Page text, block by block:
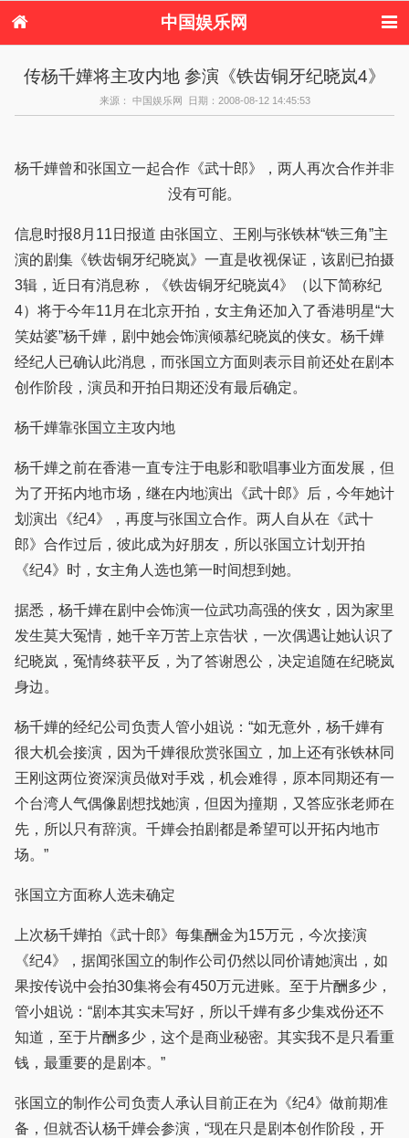
中国娱乐网
港台娱乐
日本娱乐 韩国娱乐
欧美娱乐
音乐新闻 影视新闻
内地明星八卦
传杨千嬅将主攻内地 参演《铁齿铜牙纪晓岚4》
来源： 中国娱乐网 日期：2008-08-12 14:45:53
杨千嬅曾和张国立一起合作《武十郎》，两人再次合作并非
没有可能。
信息时报8月11日报道 由张国立、王刚与张铁林“铁三角”主
演的剧集《铁齿铜牙纪晓岚》一直是收视保证，该剧已拍摄
3辑，近日有消息称，《铁齿铜牙纪晓岚4》（以下简称纪
4）将于今年11月在北京开拍，女主角还加入了香港明星“大
笑姑婆”杨千嬅，剧中她会饰演倾慕纪晓岚的侠女。杨千嬅
经纪人已确认此消息，而张国立方面则表示目前还处在剧本
创作阶段，演员和开拍日期还没有最后确定。
杨千嬅靠张国立主攻内地
杨千嬅之前在香港一直专注于电影和歌唱事业方面发展，但
为了开拓内地市场，继在内地演出《武十郎》后，今年她计
划演出《纪4》，再度与张国立合作。两人自从在《武十
郎》合作过后，彼此成为好朋友，所以张国立计划开拍
《纪4》时，女主角人选也第一时间想到她。
据悉，杨千嬅在剧中会饰演一位武功高强的侠女，因为家里
发生莫大冤情，她千辛万苦上京告状，一次偶遇让她认识了
纪晓岚，冤情终获平反，为了答谢恩公，决定追随在纪晓岚
身边。
杨千嬅的经纪公司负责人管小姐说：“如无意外，杨千嬅有
很大机会接演，因为千嬅很欣赏张国立，加上还有张铁林同
王刚这两位资深演员做对手戏，机会难得，原本同期还有一
个台湾人气偶像剧想找她演，但因为撞期，又答应张老师在
先，所以只有辞演。千嬅会拍剧都是希望可以开拓内地市
场。”
张国立方面称人选未确定
上次杨千嬅拍《武十郎》每集酬金为15万元，今次接演
《纪4》，据闻张国立的制作公司仍然以同价请她演出，如
果按传说中会拍30集将会有450万元进账。至于片酬多少，
管小姐说：“剧本其实未写好，所以千嬅有多少集戏份还不
知道，至于片酬多少，这个是商业秘密。其实我不是只看重
钱，最重要的是剧本。”
张国立的制作公司负责人承认目前正在为《纪4》做前期准
备，但就否认杨千嬅会参演，“现在只是剧本创作阶段，开